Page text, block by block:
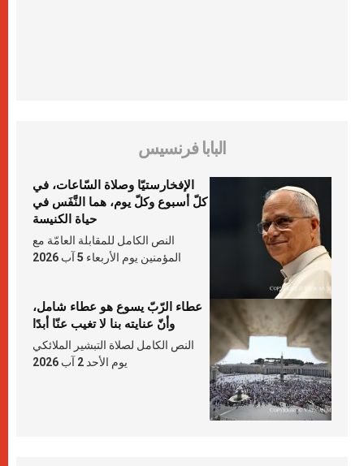
البابا فرنسيس
الإفخارستيّا وصلاة السّاعات، في
كلّ أسبوع وكلّ يوم، هما النَّفَس في
حياة الكنيسة
النص الكامل للمقابلة العامّة مع
المؤمنين يوم الأربعاء 5 آب 2026
عطاء الرّبّ يسوع هو عطاء شامل،
وأنّ عنايته بنا لا تغيب عنّا أبدًا
النص الكامل لصلاة التبشير الملائكي
يوم الأحد 2 آب 2026